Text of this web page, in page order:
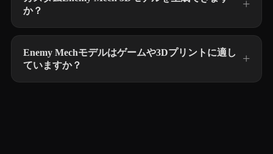
か？
Enemy Mechモデルはゲームや3Dプリントに適し
ていますか？